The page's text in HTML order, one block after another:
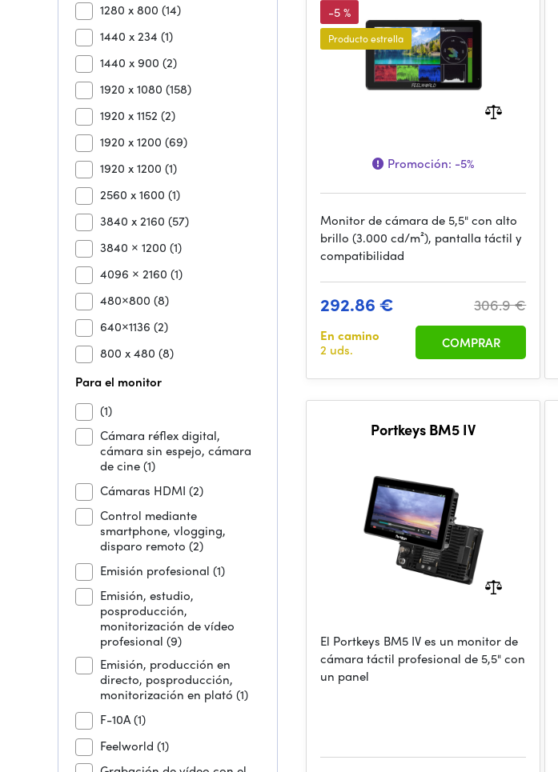
1280 x 800 (14)
1440 x 234 (1)
1440 x 900 (2)
1920 x 1080 (158)
1920 x 1152 (2)
1920 x 1200 (69)
1920 x 1200 (1)
2560 x 1600 (1)
3840 x 2160 (57)
3840 × 1200 (1)
4096 × 2160 (1)
480×800 (8)
640×1136 (2)
800 x 480 (8)
Para el monitor
(1)
Cámara réflex digital,
cámara sin espejo, cámara
de cine(1)
Cámaras HDMI (2)
Control mediante
smartphone, vlogging,
disparo remoto (2)
Emisión profesional (1)
Emisión, estudio,
posproducción,
monitorización de vídeo
profesional (9)
Emisión, producción en
directo, posproducción,
monitorización en plató (1)
F-10A(1)
Feelworld (1)
-5 %
Producto estrella
Promoción: -5%
Monitor de cámara de 5,5" con alto
brillo (3.000 cd/m²), pantalla táctil y
compatibilidad
292.86 € 306.9 €
En camino
2 uds.
COMPRAR
Portkeys BM5 IV
El Portkeys BM5 IV es un monitor de
cámara táctil profesional de 5,5" con
un panel